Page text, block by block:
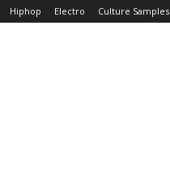
Hiphop Electro Culture Samples